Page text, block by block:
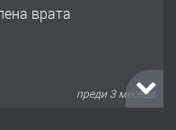
врата
преди 3 месеца